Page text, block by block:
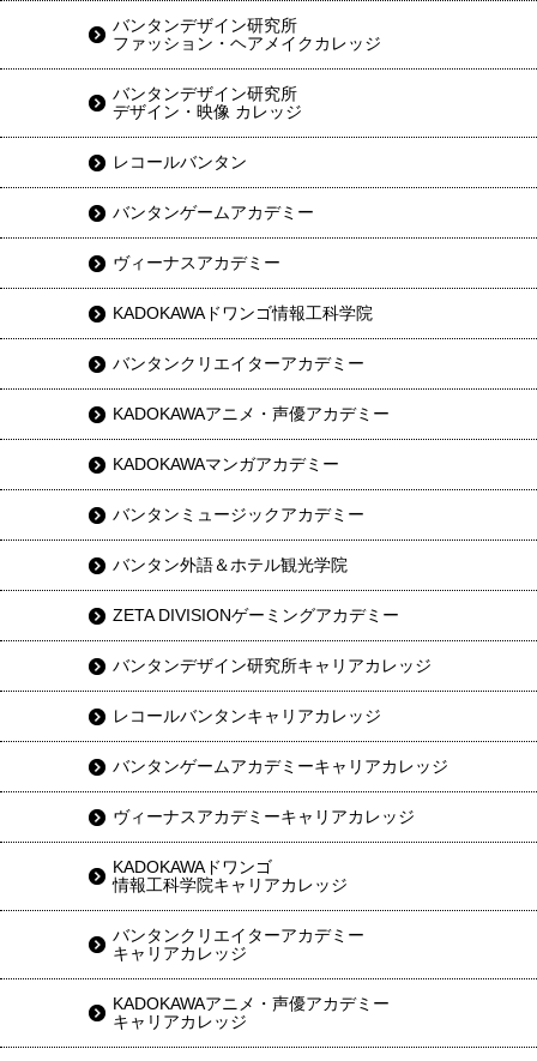
バンタンデザイン研究所
ファッション・ヘアメイクカレッジ
バンタンデザイン研究所
デザイン・映像 カレッジ
レコールバンタン
バンタンゲームアカデミー
ヴィーナスアカデミー
KADOKAWAドワンゴ情報工科学院
バンタンクリエイターアカデミー
KADOKAWAアニメ・声優アカデミー
KADOKAWAマンガアカデミー
バンタンミュージックアカデミー
バンタン外語＆ホテル観光学院
ZETA DIVISIONゲーミングアカデミー
バンタンデザイン研究所キャリアカレッジ
レコールバンタンキャリアカレッジ
バンタンゲームアカデミーキャリアカレッジ
ヴィーナスアカデミーキャリアカレッジ
KADOKAWAドワンゴ
情報工科学院キャリアカレッジ
バンタンクリエイターアカデミー
キャリアカレッジ
KADOKAWAアニメ・声優アカデミー
キャリアカレッジ